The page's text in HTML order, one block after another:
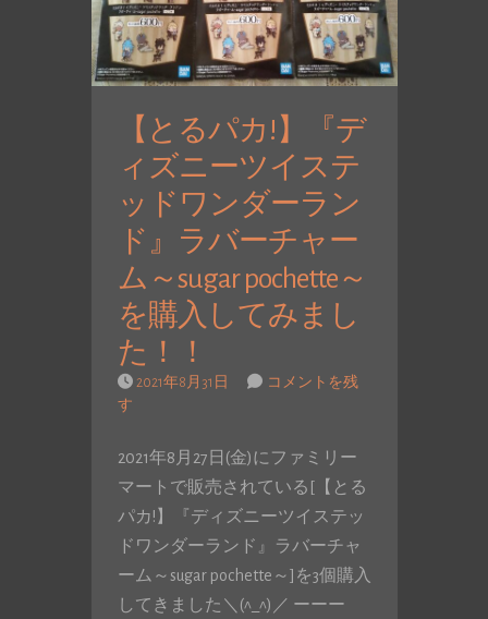
【とるパカ!】『デ
ィズニーツイステ
ッドワンダーラン
ド』ラバーチャー
ム～sugar pochette～
を購入してみまし
た！！
2021年8月31日
コメントを残
す
2021年8月27日(金)にファミリー
マートで販売されている[【とる
パカ!】『ディズニーツイステッ
ドワンダーランド』ラバーチャ
ーム～sugar pochette～]を3個購入
してきました＼(^_^)／ ーーー